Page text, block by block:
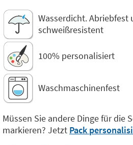
Wasserdicht. Abriebfest
schweißresistent
100% personalisiert
Waschmaschinenfest
Müssen Sie andere Dinge für die
markieren? Jetzt Pack